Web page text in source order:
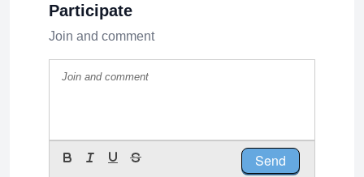
Participate
Join and comment
Send